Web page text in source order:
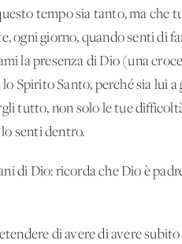
tempo sia tanto, ma che
ogni giorno, quando senti di
la presenza di Dio (una
Spirito Santo, perché sia lui
tutto, non solo le tue
senti dentro.
di Dio: ricorda che Dio è
di avere di avere